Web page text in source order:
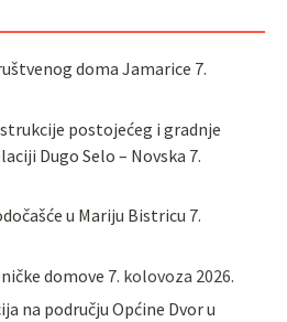
doma Jamarice 7.
postojećeg i gradnje
Dugo Selo – Novska 7.
u Mariju Bistricu 7.
domove 7. kolovoza 2026.
na području Općine Dvor u